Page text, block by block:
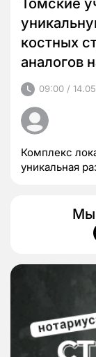
костных
аналогов
09:00 /
Комплекс
уникальная
Мы